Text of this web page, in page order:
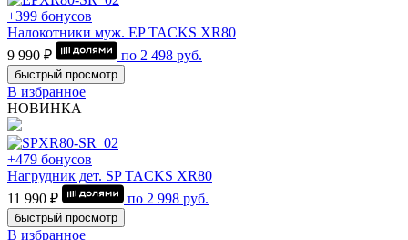
+399 бонусов
Налокотники муж. EP TACKS XR80
9 990 ₽
по 2 498 руб.
быстрый просмотр
В избранное
НОВИНКА
+479 бонусов
Нагрудник дет. SP TACKS XR80
11 990 ₽
по 2 998 руб.
быстрый просмотр
В избранное